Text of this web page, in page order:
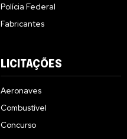
Polícia Federal
Fabricantes
LICITAÇÕES
Aeronaves
Combustível
Concurso